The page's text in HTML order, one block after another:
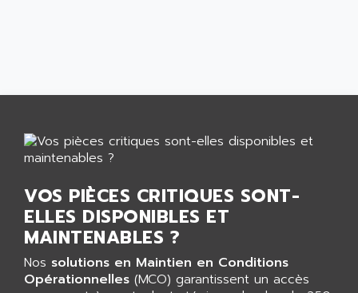
NUM 750
IPC
INDUCTEL
C500
C200H
CQM1
R88
CQM1H
ADVANTYS FTM
AE
AE&T
AEC
AECO
VOS PIÈCES CRITIQUES SONT-
ELLES DISPONIBLES ET
MAINTENABLES ?
Nos solutions en Maintien en Conditions
Opérationnelles (MCO) garantissent un accès